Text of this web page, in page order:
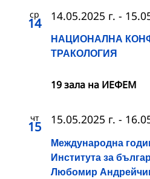
ср
14
НАЦИОНАЛНА
ТРАКОЛОГИЯ
14.05.2025 г. -
19 зала на ИЕФЕМ
чт
15
Международна
Института за
Любомир
15.05.2025 г. -